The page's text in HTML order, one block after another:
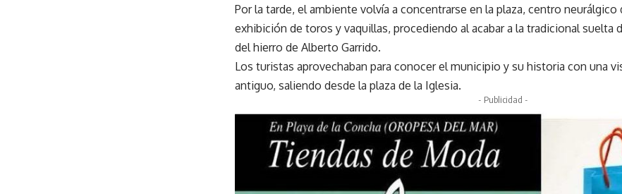
Por la tarde, el ambiente volvía a concentrarse en la plaza, centro
exhibición de toros y vaquillas, procediendo al acabar a la tradicional suelta
del hierro de Alberto Garrido.
Los turistas aprovechaban para conocer el municipio y su historia con una
antiguo, saliendo desde la plaza de la Iglesia.
- Publicidad -